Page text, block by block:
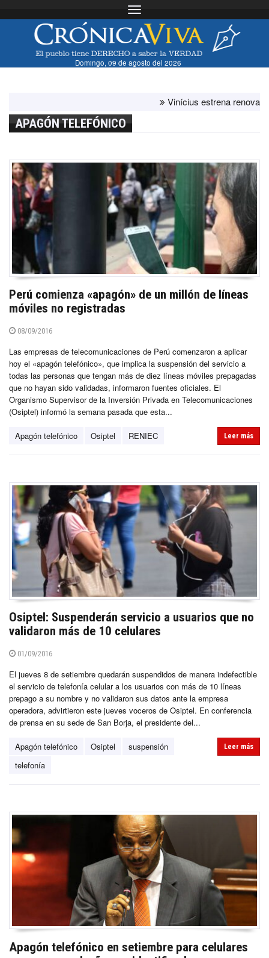
Toggle navigation
Domingo, 09 de agosto del 2026
Vinícius estrena renovación
APAGÓN TELEFÓNICO
Perú comienza «apagón» de un millón de líneas
móviles no registradas
08/09/2016
Las empresas de telecomunicaciones de Perú comenzaron a aplicar
hoy el «apagón telefónico», que implica la suspensión del servicio a
todas las personas que tengan más de diez líneas móviles prepagadas
que no hayan sido validadas, informaron fuentes oficiales. El
Organismo Supervisor de la Inversión Privada en Telecomunicaciones
(Osiptel) informó la semana pasada que esta...
Apagón telefónico Osiptel RENIEC Leer más
Osiptel: Suspenderán servicio a usuarios que no
validaron más de 10 celulares
01/09/2016
El jueves 8 de setiembre quedarán suspendidos de manera indefectible
el servicio de telefonía celular a los usuarios con más de 10 líneas
prepago a su nombre y no validaron sus datos ante la empresa
operadora, advirtieron este jueves voceros de Osiptel. En conferencia
de prensa en su sede de San Borja, el presidente del...
Apagón telefónico Osiptel
suspensión
telefonía
Leer más
Apagón telefónico en setiembre para celulares